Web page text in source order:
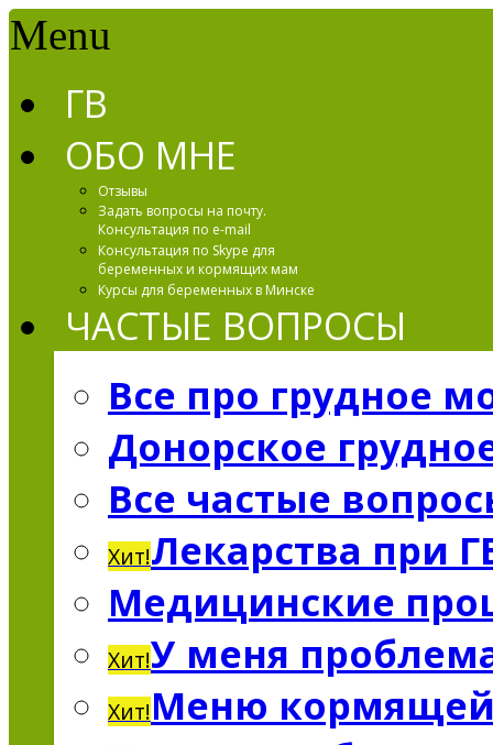
Menu
ГВ
ОБО МНЕ
Отзывы
Задать вопросы на почту.
Консультация по e-mail
Консультация по Skype для
беременных и кормящих мам
Курсы для беременных в Минске
ЧАСТЫЕ ВОПРОСЫ
Все про грудное
Донорское
Все частые
Хит!Лекарства при
Медицинские
Хит!У меня
Хит!Меню